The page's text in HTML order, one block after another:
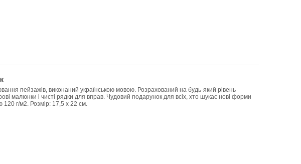
пейзажів, виконаний українською мовою. Розрахований на будь-який рівень
малюнки і чисті рядки для вправ. Чудовий подарунок для всіх, хто шукає нові форми
120 г/м2. Розмір: 17,5 х 22 см.